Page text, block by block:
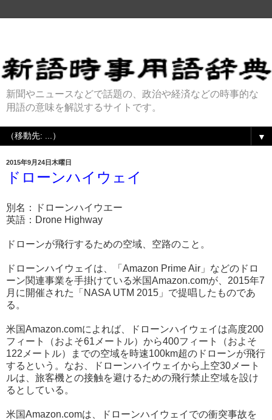
新聞やニュースなどで話題の、政治や経済などの時事的な
用語の意味を解説するサイトです。
▼
2015年9月24日木曜日
ドローンハイウェイ
別名：ドローンハイウエー
英語：Drone Highway
ドローンが飛行するための空域、空路のこと。
ドローンハイウェイは、「Amazon Prime Air」などのドロ
ーン関連事業を手掛けている米国Amazon.comが、2015年7
月に開催された「NASA UTM 2015」で提唱したものであ
る。
米国Amazon.comによれば、ドローンハイウェイは高度200
フィート（およそ61メートル）から400フィート（およそ
122メートル）までの空域を時速100km超のドローンが飛行
するという。なお、ドローンハイウェイから上空30メート
ルは、旅客機との接触を避けるための飛行禁止空域を設け
るとしている。
米国Amazon.comは、ドローンハイウェイでの衝突事故を